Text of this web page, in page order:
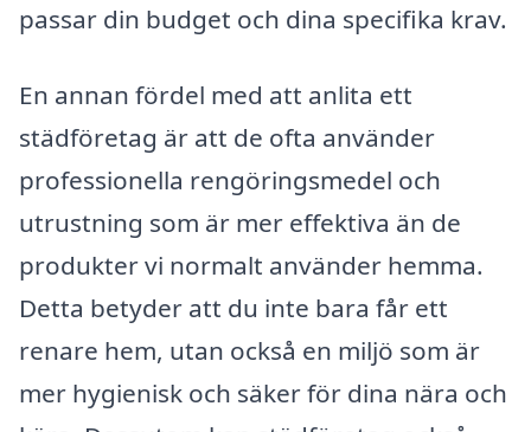
passar din budget och dina specifika krav.
En annan fördel med att anlita ett
städföretag är att de ofta använder
professionella rengöringsmedel och
utrustning som är mer effektiva än de
produkter vi normalt använder hemma.
Detta betyder att du inte bara får ett
renare hem, utan också en miljö som är
mer hygienisk och säker för dina nära och